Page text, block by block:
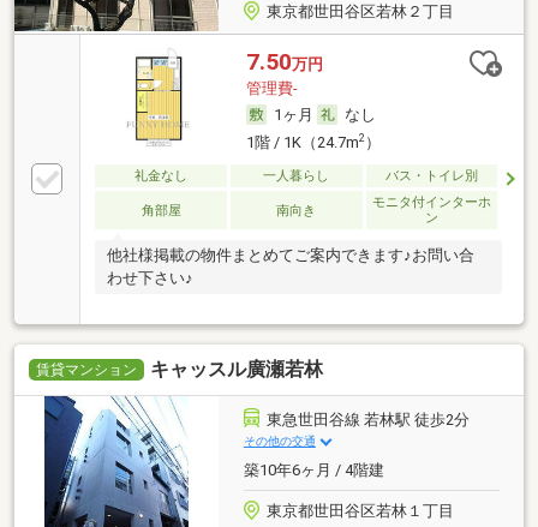
東京都世田谷区若林２丁目
7.50万円
管理費-
1ヶ月
なし
1階 / 1K（24.7m2）
礼金なし 一人暮らし バス・トイレ別
角部屋 南向き
モニタ付インターホ
ン
他社様掲載の物件まとめてご案内できます♪お問い合
わせ下さい♪
賃貸マンション キャッスル廣瀬若林
東急世田谷線 若林駅 徒歩2分
その他の交通
築10年6ヶ月 / 4階建
東京都世田谷区若林１丁目